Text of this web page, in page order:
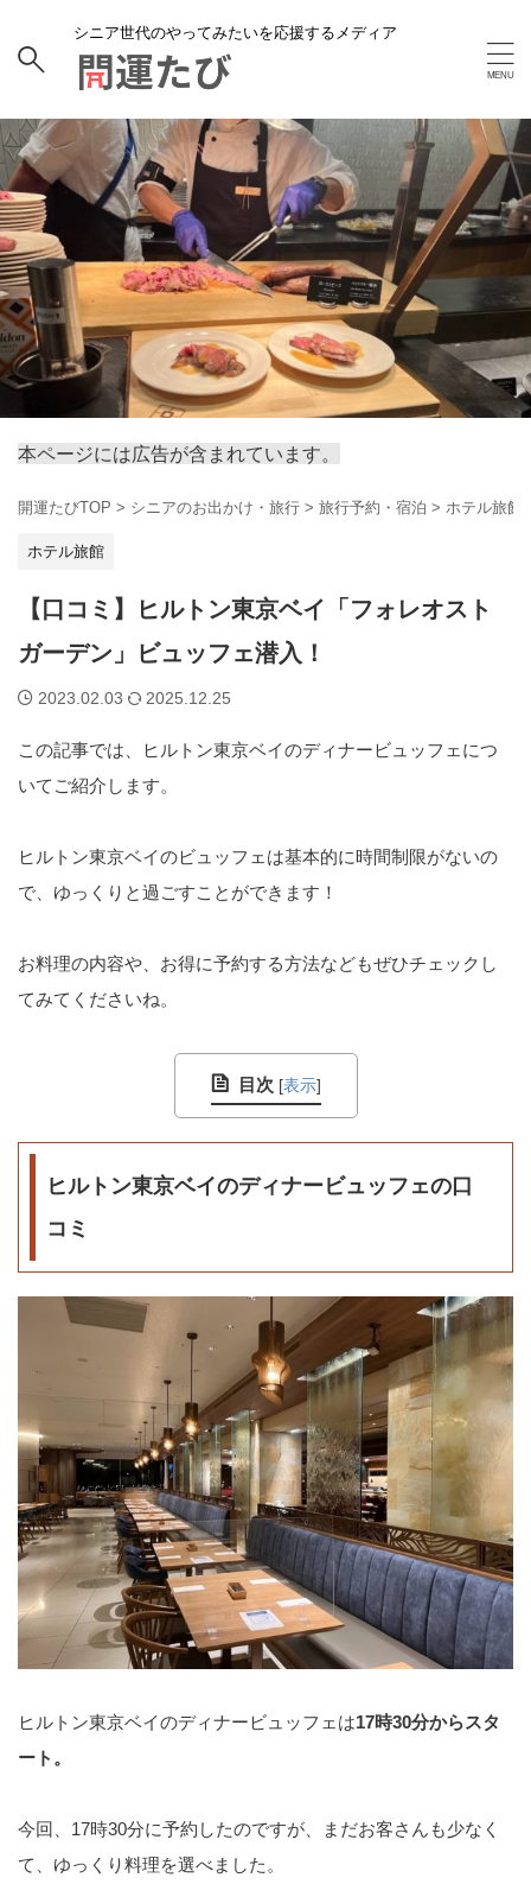
シニア世代のやってみたいを応援するメディア
本ページには広告が含まれています。
開運たびTOP > シニアのお出かけ・旅行 > 旅行予約・宿泊 > ホテル旅館
ホテル旅館
【口コミ】ヒルトン東京ベイ「フォレオスト
ガーデン」ビュッフェ潜入！
2023.02.03 2025.12.25
この記事では、ヒルトン東京ベイのディナービュッフェにつ
いてご紹介します。
ヒルトン東京ベイのビュッフェは基本的に時間制限がないの
で、ゆっくりと過ごすことができます！
お料理の内容や、お得に予約する方法などもぜひチェックし
てみてくださいね。
目次 [表示]
ヒルトン東京ベイのディナービュッフェの口
コミ
ヒルトン東京ベイのディナービュッフェは17時30分からスタ
ート。
今回、17時30分に予約したのですが、まだお客さんも少なく
て、ゆっくり料理を選べました。